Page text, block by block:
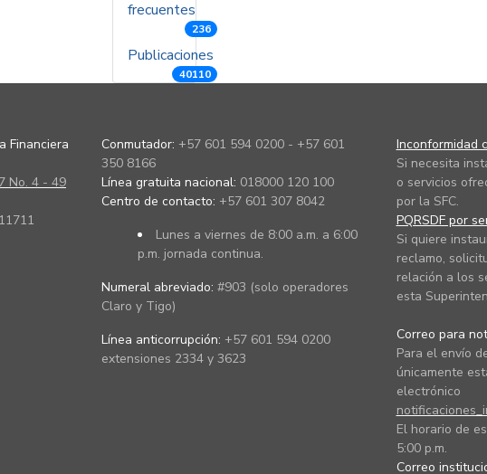
frecuentes
236
Publicaciones
40110
Financiera
No. 4 - 49
Conmutador: +57 601 594 0200 - +57 601
350 8166
Línea gratuita nacional: 018000 120 100
Centro de contacto: +57 601 307 8042
Lunes a viernes de 8:00 a.m. a 6:00
p.m. jornada continua.
Numeral abreviado: #903 (solo operadores
Claro y Tigo)
Línea anticorrupción: +57 601 594 0200
extensiones 2334 y 3623
Inconformidad
Si necesita
o servicios
por la SFC.
PQRSDF por
Si quiere
reclamo,
relación a los
esta
Correo para
Para el envío
únicamente
electrónico
El horario de
5:00 p.m.
Correo